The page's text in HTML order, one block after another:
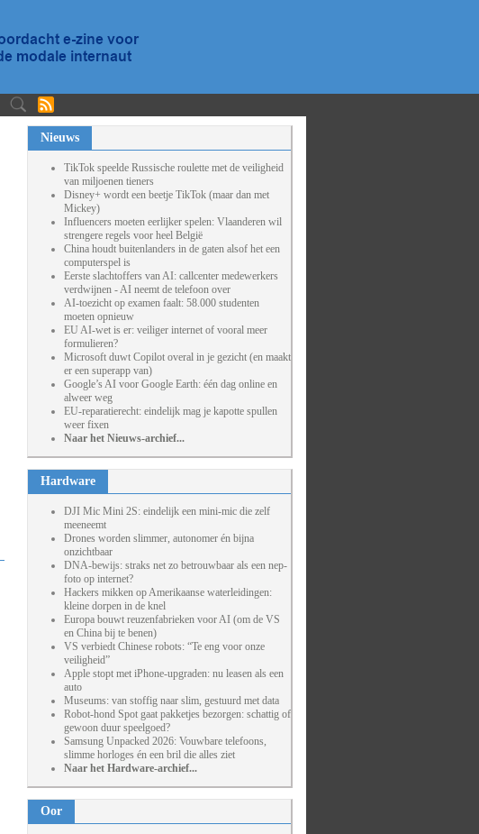
Nieuws
TikTok speelde Russische roulette met de veiligheid
van miljoenen tieners
Disney+ wordt een beetje TikTok (maar dan met
Mickey)
Influencers moeten eerlijker spelen: Vlaanderen wil
strengere regels voor heel België
China houdt buitenlanders in de gaten alsof het een
computerspel is
Eerste slachtoffers van AI: callcenter medewerkers
verdwijnen - AI neemt de telefoon over
AI-toezicht op examen faalt: 58.000 studenten
moeten opnieuw
EU AI-wet is er: veiliger internet of vooral meer
formulieren?
Microsoft duwt Copilot overal in je gezicht (en maakt
er een superapp van)
Google’s AI voor Google Earth: één dag online en
alweer weg
EU-reparatierecht: eindelijk mag je kapotte spullen
weer fixen
Naar het Nieuws-archief...
Hardware
DJI Mic Mini 2S: eindelijk een mini-mic die zelf
meeneemt
Drones worden slimmer, autonomer én bijna
onzichtbaar
DNA-bewijs: straks net zo betrouwbaar als een nep-
foto op internet?
Hackers mikken op Amerikaanse waterleidingen:
kleine dorpen in de knel
Europa bouwt reuzenfabrieken voor AI (om de VS
en China bij te benen)
VS verbiedt Chinese robots: “Te eng voor onze
veiligheid”
Apple stopt met iPhone-upgraden: nu leasen als een
auto
Museums: van stoffig naar slim, gestuurd met data
Robot-hond Spot gaat pakketjes bezorgen: schattig of
gewoon duur speelgoed?
Samsung Unpacked 2026: Vouwbare telefoons,
slimme horloges én een bril die alles ziet
Naar het Hardware-archief...
Oor